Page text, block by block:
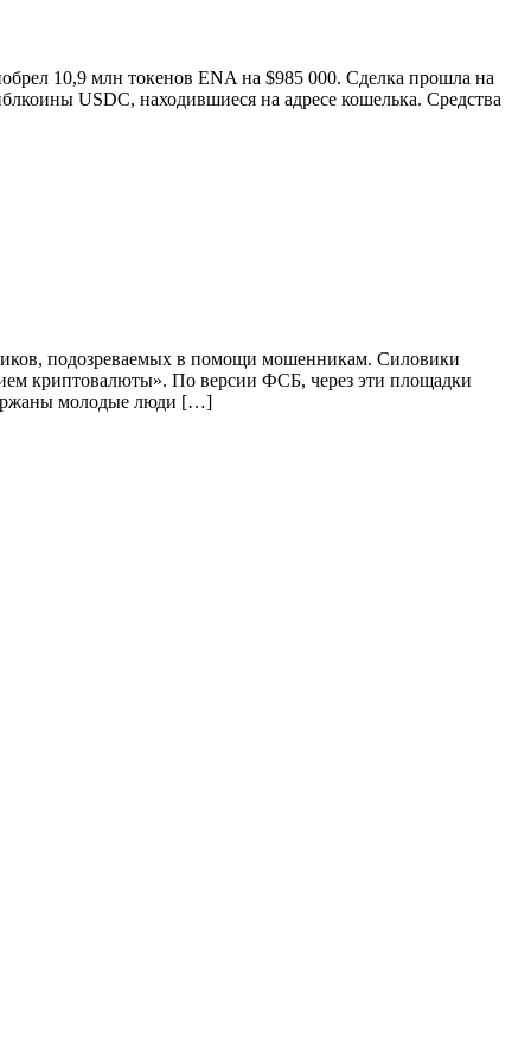
10,9 млн токенов ENA на $985 000. Сделка прошла на
USDC, находившиеся на адресе кошелька. Средства
подозреваемых в помощи мошенникам. Силовики
криптовалюты». По версии ФСБ, через эти площадки
молодые люди […]